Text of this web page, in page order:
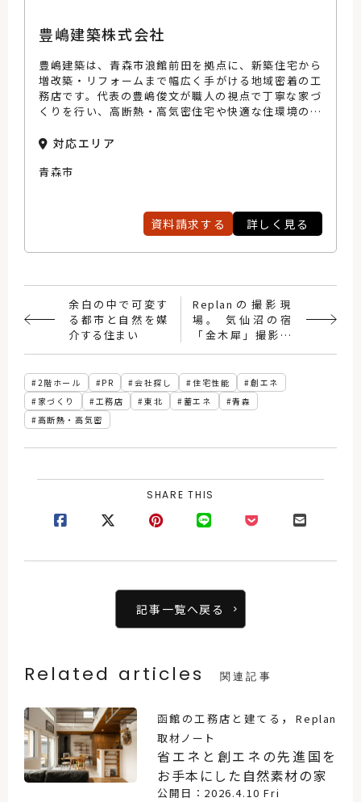
豊嶋建築株式会社
豊嶋建築は、青森市浪館前田を拠点に、新築住宅から
増改築・リフォームまで幅広く手がける地域密着の工
務店です。代表の豊嶋俊文が職人の視点で丁寧な家づ
くりを行い、高断熱・高気密住宅や快適な住環境の提
ら完成後のアフターサポートまで、お客様との信頼関
ています。
対応エリア
青森市
資料請求する 詳しく見る
余白の中で可変す
る都市と自然を媒
介する住まい
Replanの撮影現
場。 気仙沼の宿
「金木犀」撮影レ
ポート
2階ホール PR 会社探し 住宅性能
創エネ
家づくり
工務店 東北 蓄エネ
青森
高断熱・高気密
SHARE THIS
記事一覧へ戻る
Related articles 関連記事
函館の工務店と建てる ，Replan
取材ノート
省エネと創エネの先進国を
お手本にした自然素材の家
公開日：2026.4.10 Fri